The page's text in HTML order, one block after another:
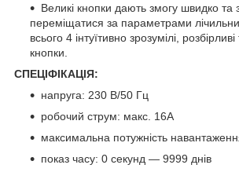
Великі кнопки дають змогу швидко та
переміщатися за параметрами
всього 4 інтуїтивно зрозумілі, розбірливі
кнопки.
СПЕЦІФІКАЦІЯ:
напруга: 230 В/50 Гц
робочий струм: макс. 16А
максимальна потужність
показ часу: 0 секунд — 9999 днів